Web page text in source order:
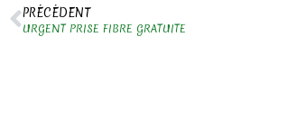
PRÉCÉDENT
URGENT PRISE FIBRE GRATUITE